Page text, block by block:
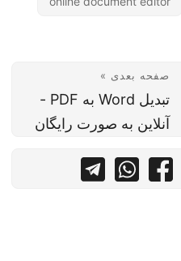
صفحه بعدی »
تبدیل Word به PDF -
آنلاین به صورت رایگان